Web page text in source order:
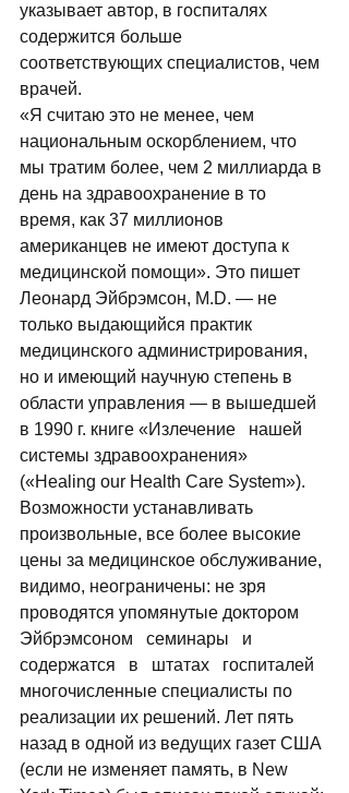
указывает автор, в госпиталях
содержится больше
соответствующих специалистов, чем
врачей.
«Я считаю это не менее, чем
национальным оскорблением, что
мы тратим более, чем 2 миллиарда в
день на здравоохранение в то
время, как 37 миллионов
американцев не имеют доступа к
медицинской помощи». Это пишет
Леонард Эйбрэмсон, M.D. — не
только выдающийся практик
медицинского администрирования,
но и имеющий научную степень в
области управления — в вышедшей
в 1990 г. книге «Излечение   нашей
системы здравоохранения»
(«Healing our Health Care System»).
Возможности устанавливать
произвольные, все более высокие
цены за медицинское обслуживание,
видимо, неограничены: не зря
проводятся упомянутые доктором
Эйбрэмсоном   семинары   и
содержатся   в   штатах   госпиталей
многочисленные специалисты по
реализации их решений. Лет пять
назад в одной из ведущих газет США
(если не изменяет память, в New